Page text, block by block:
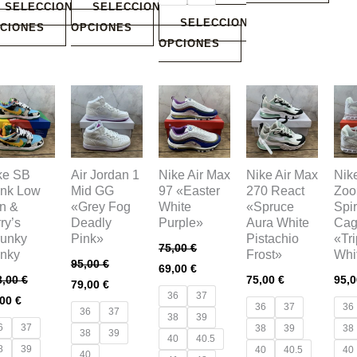
SELECCIONAR SELECCIONAR
OPCIONES
SELECCIONAR
OPCIONES
SB
Low
&
€
€
37
39
Air Jordan 1
Mid GG
«Grey Fog
Deadly
Pink»
95,00€
79,00 €
36
37
38
39
Este
producto
tiene
múltiples
variantes.
Las
opciones
se
pueden
elegir
en
la
página
Nike Air Max
97 «Easter
White
Purple»
75,00€
69,00 €
36
37
38
39
40
40.5
Este
producto
tiene
múltiples
variantes.
Las
opciones
en
la
página
Nike Air Max
270 React
«Spruce
Aura White
Pistachio
Frost»
75,00€
36
37
38
39
40
40.5
Este
producto
tiene
múltiples
variantes.
Las
opciones
se
pueden
elegir
en
la
página
36
38
40
Este
Las
se
en
la